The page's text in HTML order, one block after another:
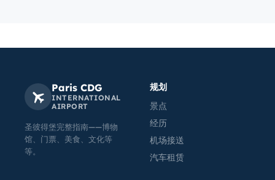
Paris CDG
INTERNATIONAL
AIRPORT
圣彼得堡完整指南——博物
馆、门票、美食、文化等
等。
规划
景点
经历
机场接送
汽车租赁